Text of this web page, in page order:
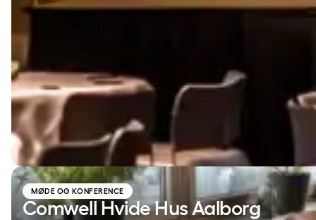
MØDE OG KONFERENCE
Comwell Hvide Hus Aalborg
Comwell Hvide Hus Aalborg